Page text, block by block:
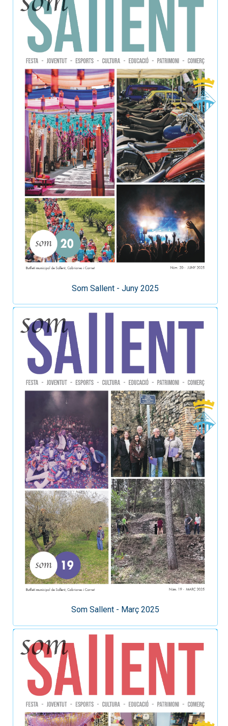
Som Sallent - Juny 2025
Som Sallent - Març 2025